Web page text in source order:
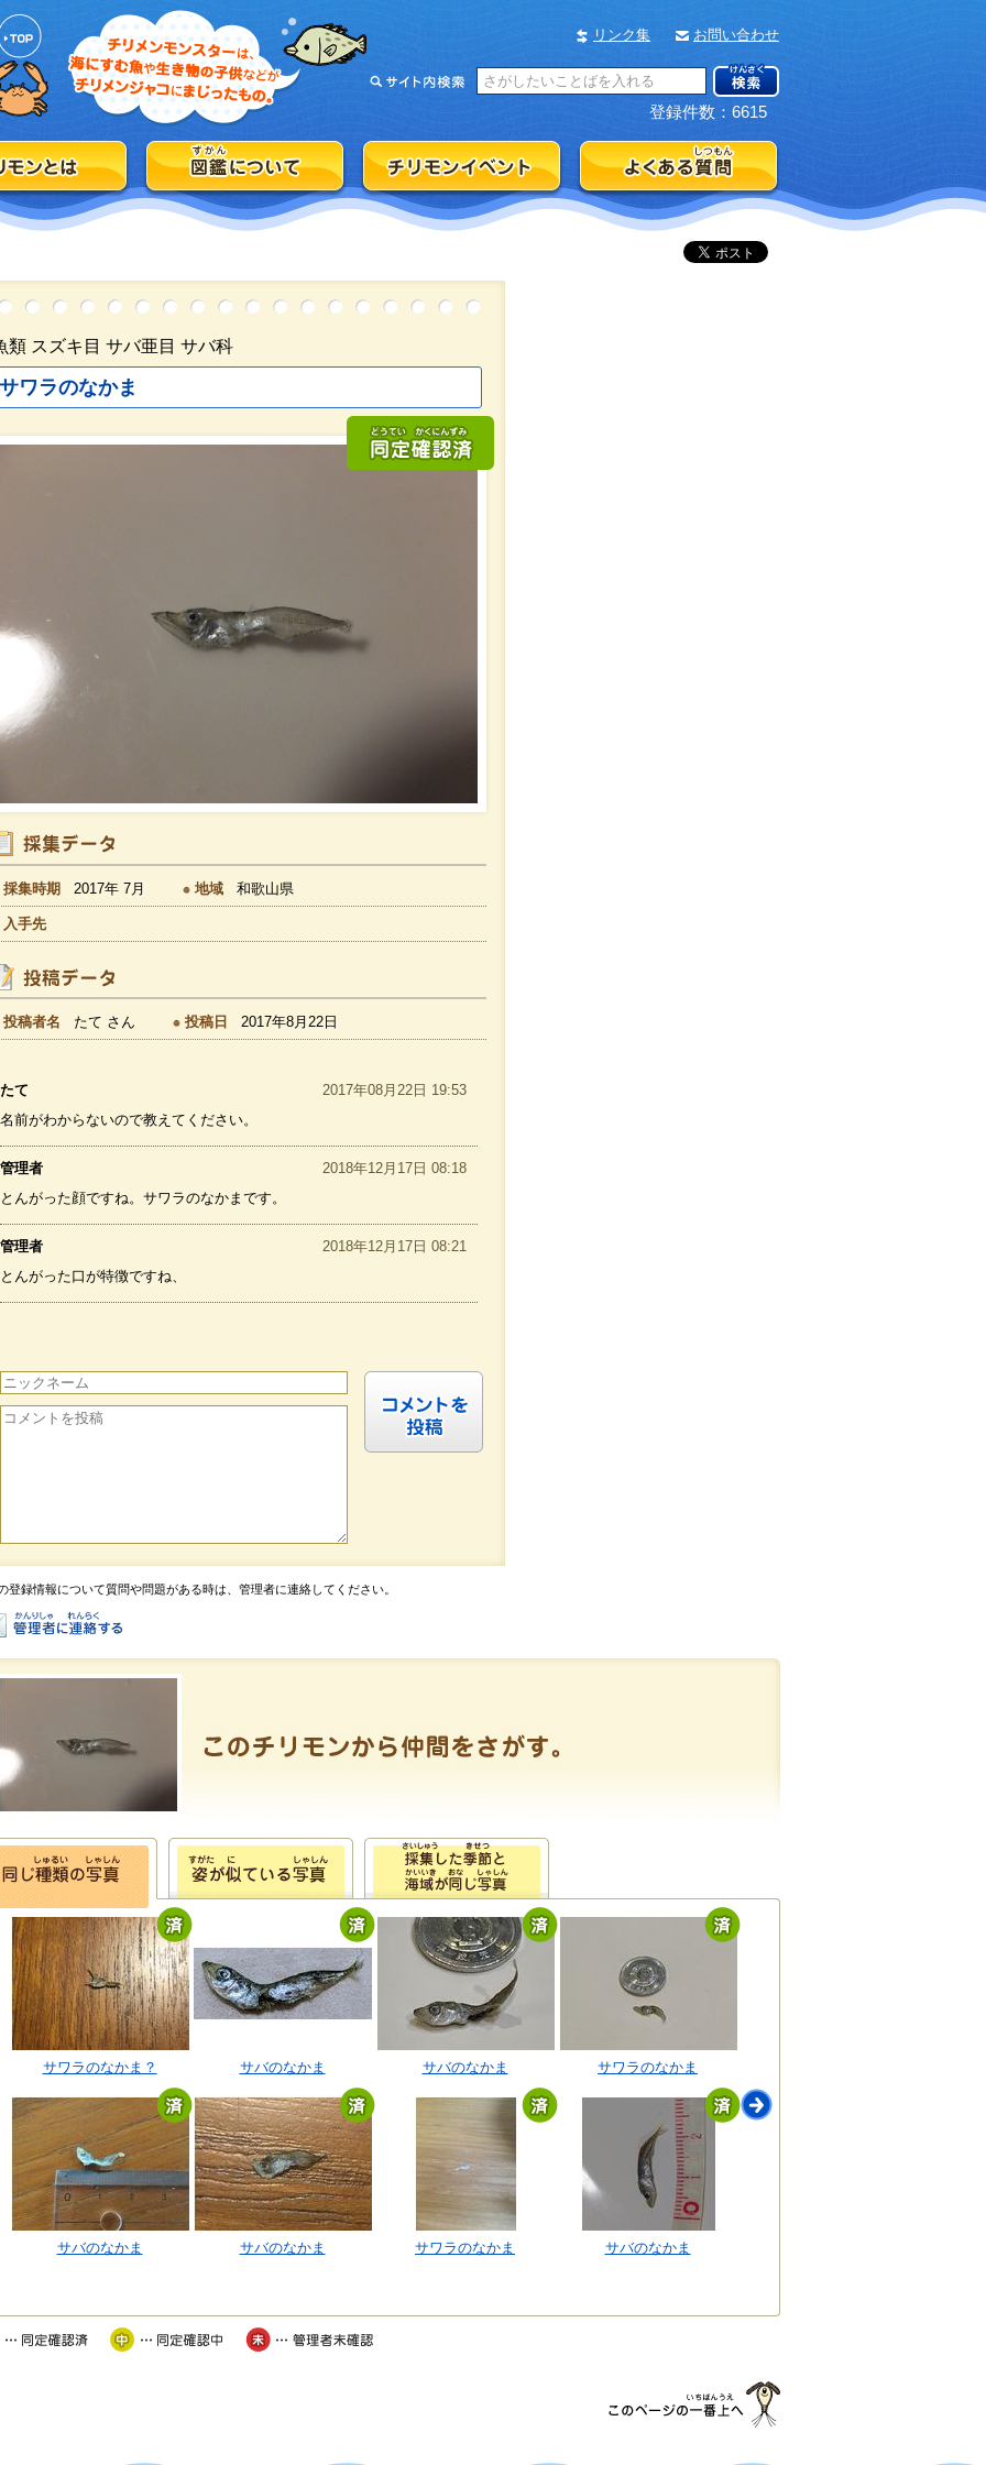
リンク集 お問い合わせ
登録件数：6615
類 スズキ目 サバ亜目 サバ科
サワラのなかま
採集時期 2017年 7月 地域 和歌山県
入手先
投稿者名 たて さん 投稿日 2017年8月22日
たて
2017年08月22日 19:53
名前がわからないので教えてください。
管理者
2018年12月17日 08:18
とんがった顔ですね。サワラのなかまです。
管理者
2018年12月17日 08:21
とんがった口が特徴ですね、
登録情報について質問や問題がある時は、管理者に連絡してください。
サワラのなかま？ サバのなかま サバのなかま サワラのなかま
サバのなかま サバのなかま サワラのなかま サバのなかま